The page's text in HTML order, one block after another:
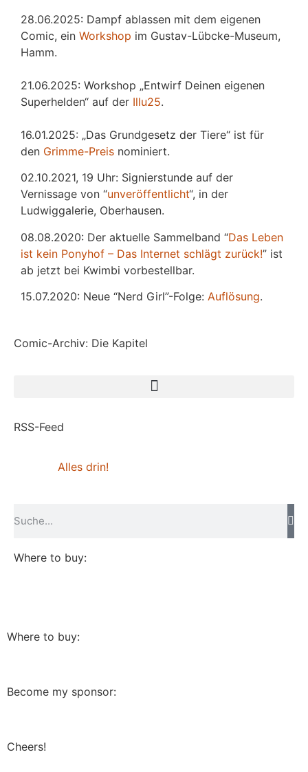
28.06.2025: Dampf ablassen mit dem eigenen
Comic, ein Workshop im Gustav-Lübcke-Museum,
Hamm.
21.06.2025: Workshop „Entwirf Deinen eigenen
Superhelden“ auf der Illu25.
16.01.2025: „Das Grundgesetz der Tiere“ ist für
den Grimme-Preis nominiert.
02.10.2021, 19 Uhr: Signierstunde auf der
Vernissage von “unveröffentlicht“, in der
Ludwiggalerie, Oberhausen.
08.08.2020: Der aktuelle Sammelband “Das Leben
ist kein Ponyhof – Das Internet schlägt zurück!” ist
ab jetzt bei Kwimbi vorbestellbar.
15.07.2020: Neue “Nerd Girl”-Folge: Auflösung.
Comic-Archiv: Die Kapitel
RSS-Feed
Alles drin!
Where to buy:
Where to buy:
Become my sponsor:
Cheers!